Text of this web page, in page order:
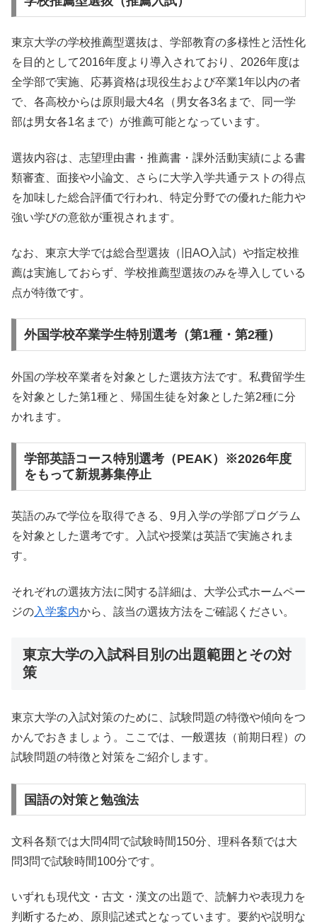
東京大学の学校推薦型選抜は、学部教育の多様性と活性化
を目的として2016年度より導入されており、2026年度は
全学部で実施、応募資格は現役生および卒業1年以内の者
で、各高校からは原則最大4名（男女各3名まで、同一学
部は男女各1名まで）が推薦可能となっています。
選抜内容は、志望理由書・推薦書・課外活動実績による書
類審査、面接や小論文、さらに大学入学共通テストの得点
を加味した総合評価で行われ、特定分野での優れた能力や
強い学びの意欲が重視されます。
なお、東京大学では総合型選抜（旧AO入試）や指定校推
薦は実施しておらず、学校推薦型選抜のみを導入している
点が特徴です。
外国学校卒業学生特別選考（第1種・第2種）
外国の学校卒業者を対象とした選抜方法です。私費留学生
を対象とした第1種と、帰国生徒を対象とした第2種に分
かれます。
学部英語コース特別選考（PEAK）※2026年度
をもって新規募集停止
英語のみで学位を取得できる、9月入学の学部プログラム
を対象とした選考です。入試や授業は英語で実施されま
す。
それぞれの選抜方法に関する詳細は、大学公式ホームペー
ジの入学案内から、該当の選抜方法をご確認ください。
東京大学の入試科目別の出題範囲とその対
策
東京大学の入試対策のために、試験問題の特徴や傾向をつ
かんでおきましょう。ここでは、一般選抜（前期日程）の
試験問題の特徴と対策をご紹介します。
国語の対策と勉強法
文科各類では大問4問で試験時間150分、理科各類では大
問3問で試験時間100分です。
いずれも現代文・古文・漢文の出題で、読解力や表現力を
判断するため、原則記述式となっています。要約や説明な